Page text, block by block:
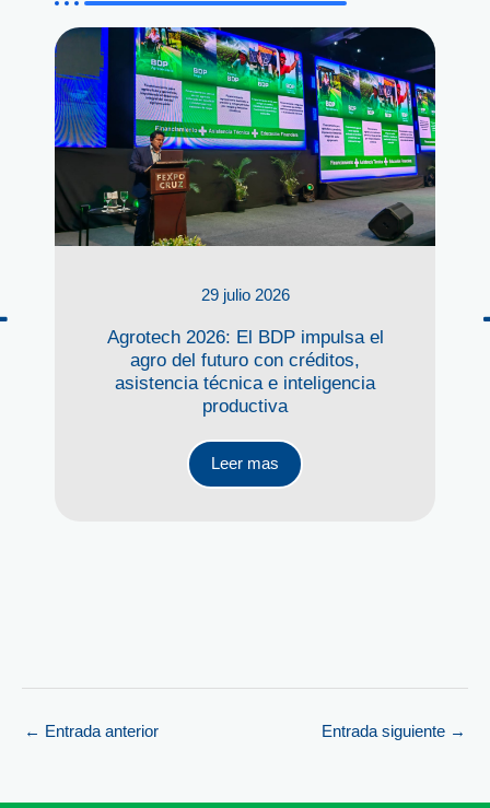
29 julio 2026
Agrotech 2026: El BDP impulsa el
agro del futuro con créditos,
asistencia técnica e inteligencia
productiva
Leer mas
← Entrada anterior Entrada siguiente →